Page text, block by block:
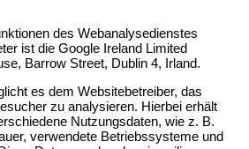
des Webanalysedienstes
ist die Google Ireland Limited
Barrow Street, Dublin 4, Irland.
es dem Websitebetreiber, das
zu analysieren. Hierbei erhält
Nutzungsdaten, wie z. B.
verwendete Betriebssysteme und